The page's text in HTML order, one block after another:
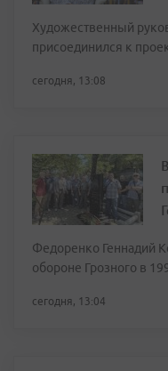
Художественный
присоединился к
сегодня, 13:08
Федоренко Геннадий
обороне Грозного в
сегодня, 13:04